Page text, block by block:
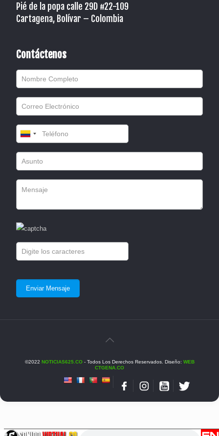
Pié de la popa calle 29D #22-109
Cartagena, Bolívar – Colombia
Contáctenos
©2022 NOTICIAS625.CO- Todos Los Derechos Reservados. Diseño: WEB
CTGENA.CO